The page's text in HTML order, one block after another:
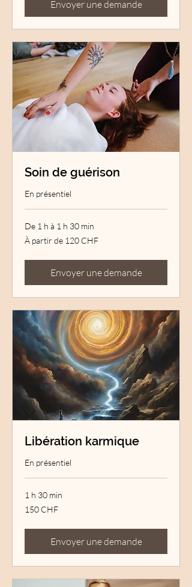
Envoyer une demande
Soin de guérison
En présentiel
De 1 h à 1 h 30 min
À
partir
À partir de 120 CHF
Envoyer une demande
Libération karmique
En présentiel
1 h 30 min
150
francs
150 CHF
Envoyer une demande